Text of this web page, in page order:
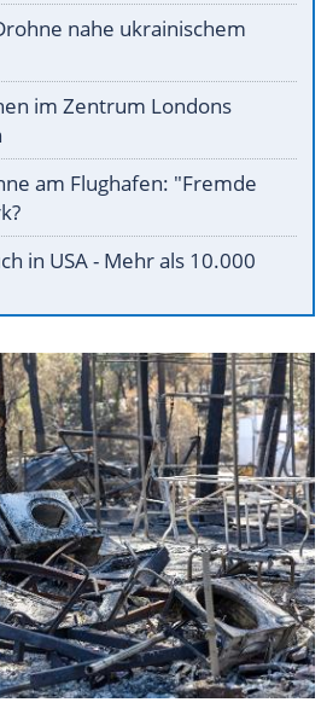
nahe ukrainischem
im Zentrum Londons
am Flughafen: "Fremde
in USA - Mehr als 10.000